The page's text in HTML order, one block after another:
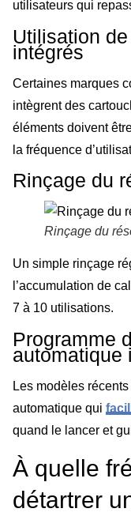
utilisateurs qui
Utilisation
intégrés
Certaines marques
intègrent des
éléments doivent
la fréquence
Rinçage du
Rinçage du
Un simple rinçage
l’accumulation de
7 à 10 utilisations.
Programme
automatique
Les modèles
automatique qui
quand le lancer et
À quelle
détartrer